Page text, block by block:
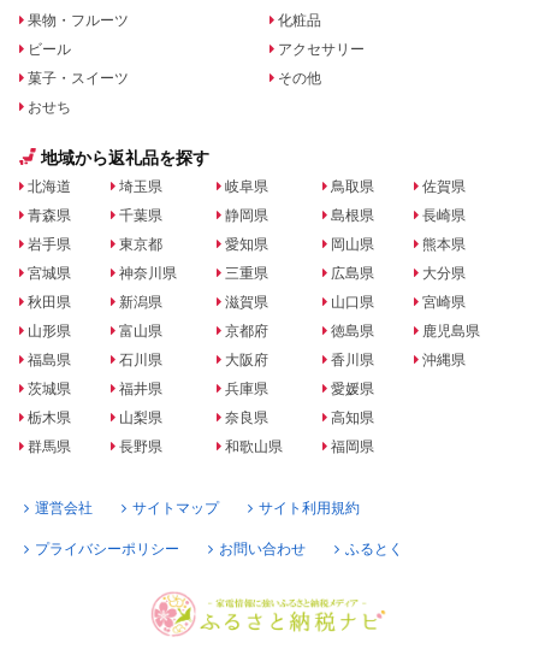
果物・フルーツ
ビール
菓子・スイーツ
おせち
化粧品
アクセサリー
その他
地域から返礼品を探す
北海道
青森県
岩手県
宮城県
秋田県
山形県
福島県
茨城県
栃木県
群馬県
埼玉県
千葉県
東京都
神奈川県
新潟県
富山県
石川県
福井県
山梨県
長野県
岐阜県
静岡県
愛知県
三重県
滋賀県
京都府
大阪府
兵庫県
奈良県
和歌山県
鳥取県
島根県
岡山県
広島県
山口県
徳島県
香川県
愛媛県
高知県
福岡県
佐賀県
長崎県
熊本県
大分県
宮崎県
鹿児島県
沖縄県
運営会社 サイトマップ サイト利用規約
プライバシーポリシー お問い合わせ ふるとく